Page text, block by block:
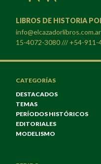
LIBROS DE HISTORIA
info@elcazadorlibros.com.ar
15-4072-3080 /// +54-911-
CATEGORÍAS
DESTACADOS
TEMAS
PERÍODOS HISTÓRICOS
EDITORIALES
MODELISMO